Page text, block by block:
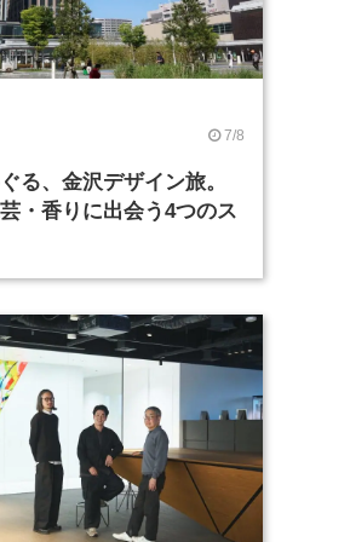
7/8
る、金沢デザイン旅。
・香りに出会う4つのス